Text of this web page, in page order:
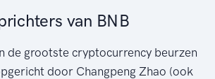
van BNB
de grootste cryptocurrency beurzen
door Changpeng Zhao (ook